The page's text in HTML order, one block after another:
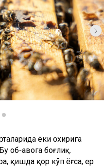
ёки охирига
об-ҳавога боғлиқ.
қишда қор кўп ёғса, ер
йиғиш даври ҳатто
ҳам мумкин.
ёмғирли қишдан
асаларилар учун
фақат ёзнинг